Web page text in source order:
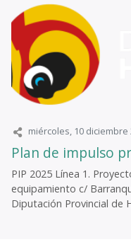
miércoles, 10 diciembre
Plan de impulso
PIP 2025 Línea 1.
equipamiento c/
Diputación Provincial de